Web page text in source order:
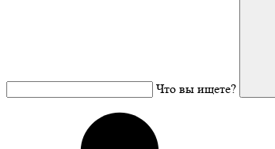
Что вы ищете?